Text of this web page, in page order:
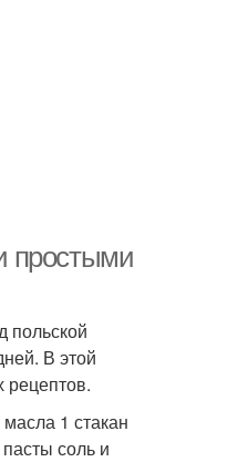
простыми
польской
В этой
рецептов.
1 стакан
соль и